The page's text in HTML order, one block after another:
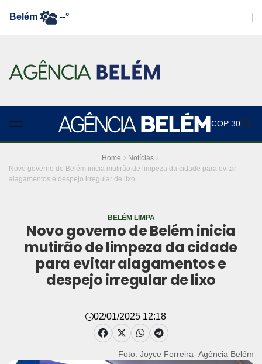
Belém --°
COP 30
Home
Notícias
Novo governo de Belém inicia mutirão de limpeza da cidade para evitar
alagamentos e despejo irregular de lixo
BELÉM LIMPA
Novo governo de Belém inicia
mutirão de limpeza da cidade
para evitar alagamentos e
despejo irregular de lixo
02/01/2025 12:18
Foto: Joyce Ferreira- Agência Belém